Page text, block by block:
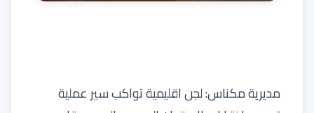
مديرية مكناس: لجن اقليمية تواكب سير عملية